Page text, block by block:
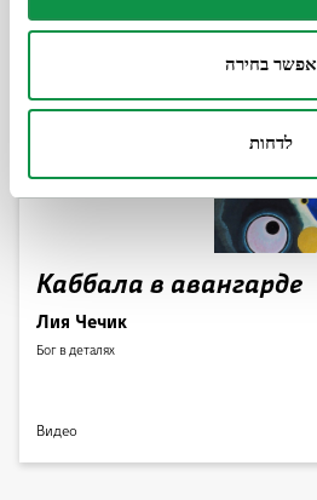
אפשר בחירה
לדחות
Каббала в авангарде
Лия Чечик
Бог в деталях
Видео